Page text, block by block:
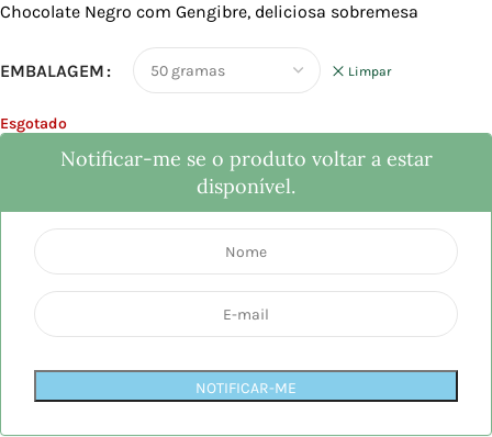
Chocolate Negro com Gengibre, deliciosa sobremesa
EMBALAGEM Limpar
Esgotado
Notificar-me se o produto voltar a estar
disponível.
NOTIFICAR-ME